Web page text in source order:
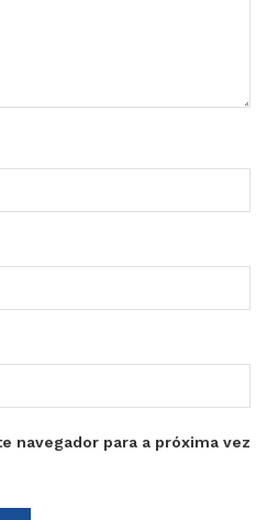
navegador para a próxima vez